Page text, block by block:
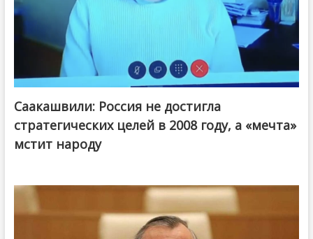
Саакашвили: Россия не достигла
стратегических целей в 2008 году, а «мечта»
мстит народу